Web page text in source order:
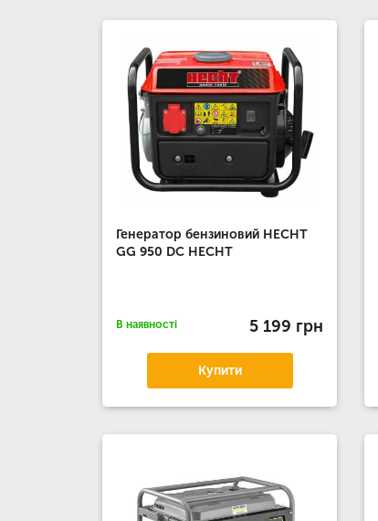
Генератор бензиновий HECHT
GG 950 DC HECHT
В наявності 5 199 грн
Купити